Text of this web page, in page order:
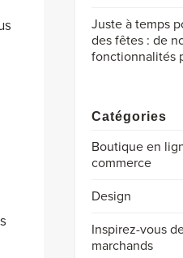
Juste à temps
des fêtes : de
fonctionnalités
Catégories
Boutique en
commerce
Design
Inspirez-vous
marchands